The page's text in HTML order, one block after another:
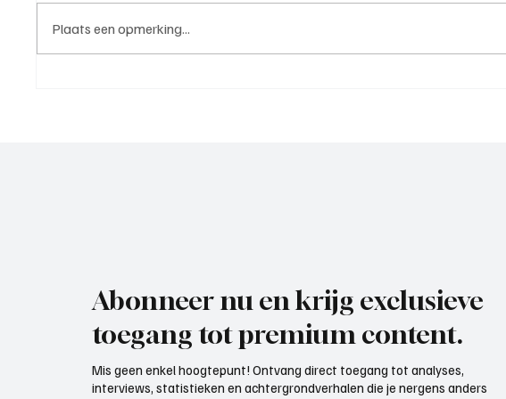
Plaats een opmerking...
Abonneer nu en krijg exclusieve
toegang tot premium content.
Mis geen enkel hoogtepunt! Ontvang direct toegang tot analyses,
interviews, statistieken en achtergrondverhalen die je nergens anders